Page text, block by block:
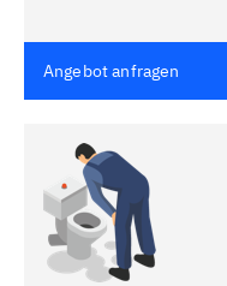
Angebot anfragen